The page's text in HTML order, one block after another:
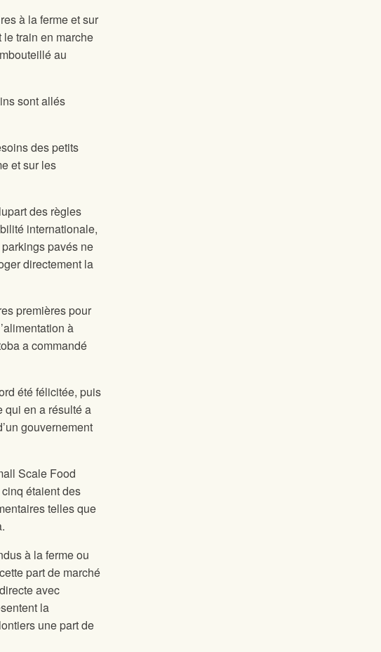
à la ferme et sur
train en marche
au
sont allés
des petits
et sur les
des règles
internationale,
pavés ne
directement la
premières pour
à
a commandé
été félicitée, puis
qui en a résulté a
gouvernement
Scale Food
étaient des
telles que
à la ferme ou
part de marché
avec
la
une part de